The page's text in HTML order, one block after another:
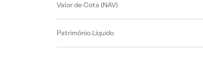
Valor de Cota (NAV)
Patrimônio Líquido